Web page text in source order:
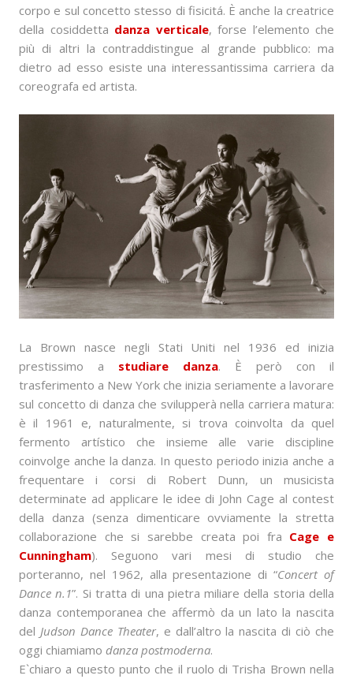
corpo e sul concetto stesso di fisicitá. È anche la creatrice
della cosiddetta danza verticale, forse l’elemento che
più di altri la contraddistingue al grande pubblico: ma
dietro ad esso esiste una interessantissima carriera da
coreografa ed artista.
La Brown nasce negli Stati Uniti nel 1936 ed inizia
prestissimo a studiare danza. È però con il
trasferimento a New York che inizia seriamente a lavorare
sul concetto di danza che svilupperà nella carriera matura:
è il 1961 e, naturalmente, si trova coinvolta da quel
fermento artístico che insieme alle varie discipline
coinvolge anche la danza. In questo periodo inizia anche a
frequentare i corsi di Robert Dunn, un musicista
determinate ad applicare le idee di John Cage al contest
della danza (senza dimenticare ovviamente la stretta
collaborazione che si sarebbe creata poi fra Cage e
Cunningham). Seguono vari mesi di studio che
porteranno, nel 1962, alla presentazione di “Concert of
Dance n.1”. Si tratta di una pietra miliare della storia della
danza contemporanea che affermò da un lato la nascita
del Judson Dance Theater, e dall’altro la nascita di ciò che
oggi chiamiamo danza postmoderna.
E`chiaro a questo punto che il ruolo di Trisha Brown nella